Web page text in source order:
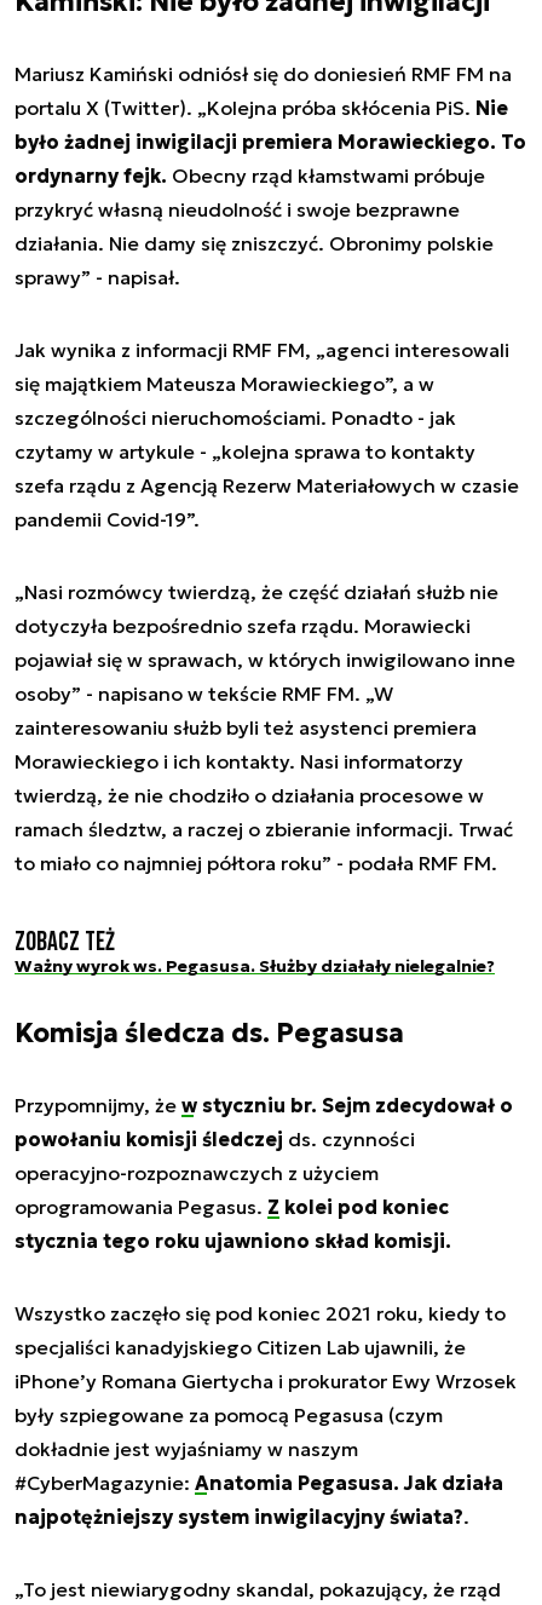
Mariusz Kamiński odniósł się do doniesień RMF FM na
portalu X (Twitter). „Kolejna próba skłócenia PiS. Nie
było żadnej inwigilacji premiera Morawieckiego. To
ordynarny fejk. Obecny rząd kłamstwami próbuje
przykryć własną nieudolność i swoje bezprawne
działania. Nie damy się zniszczyć. Obronimy polskie
sprawy” - napisał.
Jak wynika z informacji RMF FM, „agenci interesowali
się majątkiem Mateusza Morawieckiego”, a w
szczególności nieruchomościami. Ponadto - jak
czytamy w artykule - „kolejna sprawa to kontakty
szefa rządu z Agencją Rezerw Materiałowych w czasie
pandemii Covid-19”.
„Nasi rozmówcy twierdzą, że część działań służb nie
dotyczyła bezpośrednio szefa rządu. Morawiecki
pojawiał się w sprawach, w których inwigilowano inne
osoby” - napisano w tekście RMF FM. „W
zainteresowaniu służb byli też asystenci premiera
Morawieckiego i ich kontakty. Nasi informatorzy
twierdzą, że nie chodziło o działania procesowe w
ramach śledztw, a raczej o zbieranie informacji. Trwać
to miało co najmniej półtora roku” - podała RMF FM.
Zobacz też
Ważny wyrok ws. Pegasusa. Służby działały nielegalnie?
Komisja śledcza ds. Pegasusa
Przypomnijmy, że w styczniu br. Sejm zdecydował o
powołaniu komisji śledczej ds. czynności
operacyjno-rozpoznawczych z użyciem
oprogramowania Pegasus. Z kolei pod koniec
stycznia tego roku ujawniono skład komisji.
Wszystko zaczęło się pod koniec 2021 roku, kiedy to
specjaliści kanadyjskiego Citizen Lab ujawnili, że
iPhone’y Romana Giertycha i prokurator Ewy Wrzosek
były szpiegowane za pomocą Pegasusa (czym
dokładnie jest wyjaśniamy w naszym
#CyberMagazynie: Anatomia Pegasusa. Jak działa
najpotężniejszy system inwigilacyjny świata?.
„To jest niewiarygodny skandal, pokazujący, że rząd